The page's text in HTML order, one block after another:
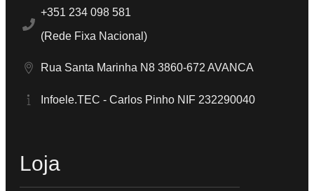
+351 234 098 581
(Rede Fixa Nacional)
Rua Santa Marinha N8 3860-672 AVANCA
Infoele.TEC - Carlos Pinho NIF 232290040
Loja